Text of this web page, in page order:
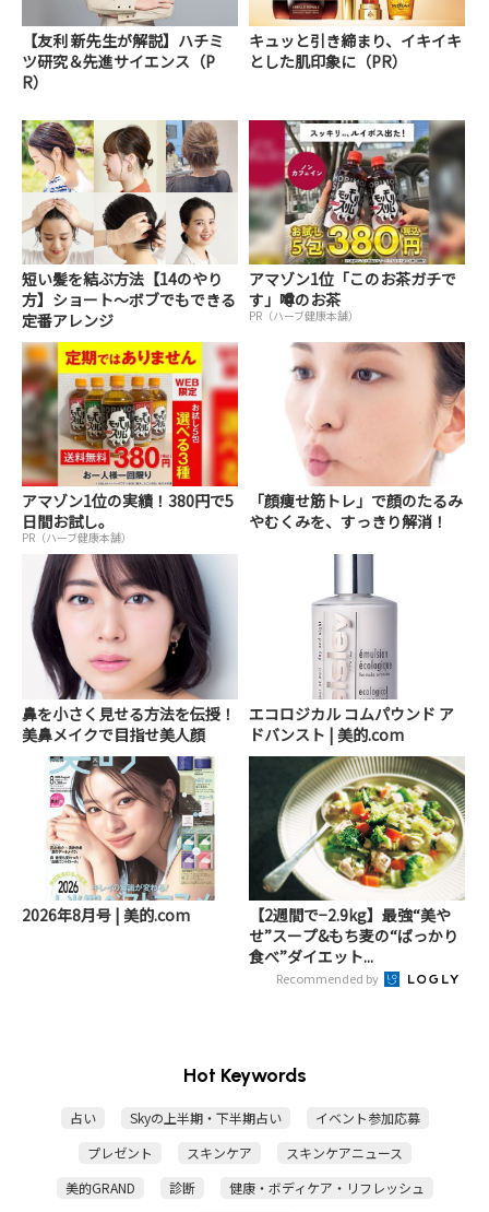
【友利 新先生が解説】ハチミ
ツ研究＆先進サイエンス（P
R）
キュッと引き締まり、イキイキ
とした肌印象に（PR）
短い髪を結ぶ方法【14のやり
方】ショート～ボブでもできる
定番アレンジ
アマゾン1位「このお茶ガチで
す」噂のお茶
PR（ハーブ健康本舗）
アマゾン1位の実績！380円で5
日間お試し。
PR（ハーブ健康本舗）
「顔痩せ筋トレ」で顔のたるみ
やむくみを、すっきり解消！
鼻を小さく見せる方法を伝授！
美鼻メイクで目指せ美人顔
エコロジカル コムパウンド ア
ドバンスト | 美的.com
2026年8月号 | 美的.com
【2週間で−2.9kg】最強“美や
せ”スープ&もち麦の“ばっかり
食べ”ダイエット...
Recommended by
Hot Keywords
占い Skyの上半期・下半期占い
イベント参加応募
プレゼント
スキンケア
スキンケアニュース
美的GRAND
診断
健康・ボディケア・リフレッシュ